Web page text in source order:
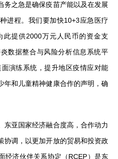
之急是确保疫苗产能以及在发展
进程。我们要加快10+3应急医疗
提供2000万元人民币的资金支
数据整合与风险分析信息系统平
演练系统，提升地区疫情应对能
年和儿童精神健康合作的声明，确
亚国家经济融合度高，合作动力
协调，以更加开放的贸易和投资政
经济伙伴关系协定（RCEP）是东